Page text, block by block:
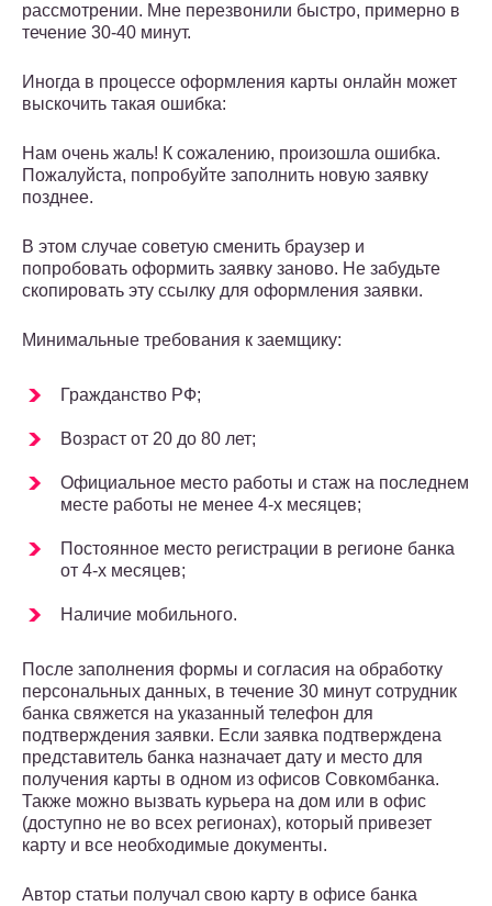
рассмотрении. Мне перезвонили быстро, примерно в
течение 30-40 минут.
Иногда в процессе оформления карты онлайн может
выскочить такая ошибка:
Нам очень жаль! К сожалению, произошла ошибка.
Пожалуйста, попробуйте заполнить новую заявку
позднее.
В этом случае советую сменить браузер и
попробовать оформить заявку заново. Не забудьте
скопировать эту ссылку для оформления заявки.
Минимальные требования к заемщику:
Гражданство РФ;
Возраст от 20 до 80 лет;
Официальное место работы и стаж на последнем
месте работы не менее 4-х месяцев;
Постоянное место регистрации в регионе банка
от 4-х месяцев;
Наличие мобильного.
После заполнения формы и согласия на обработку
персональных данных, в течение 30 минут сотрудник
банка свяжется на указанный телефон для
подтверждения заявки. Если заявка подтверждена
представитель банка назначает дату и место для
получения карты в одном из офисов Совкомбанка.
Также можно вызвать курьера на дом или в офис
(доступно не во всех регионах), который привезет
карту и все необходимые документы.
Автор статьи получал свою карту в офисе банка